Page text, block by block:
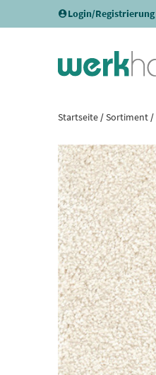
Login/Registrierung
Startseite/Sortiment/